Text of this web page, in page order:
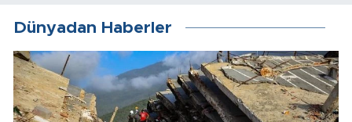
Dünyadan Haberler